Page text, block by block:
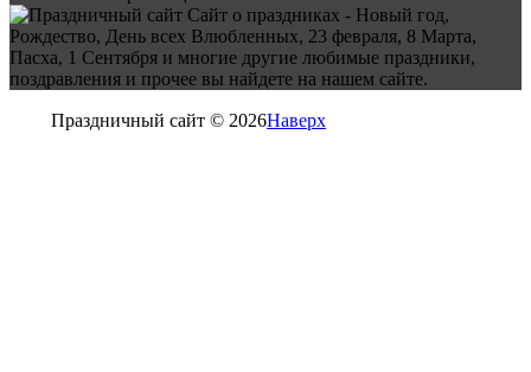
Сайт о праздниках - Новый год,
Рождество, День всех Влюбленных, 23 февраля, 8 Марта,
Пасха, 1 Сентября и многие другие любимые праздники,
поздравления и прочее вы найдете на нашем сайте.
Праздничный сайт © 2026Наверх